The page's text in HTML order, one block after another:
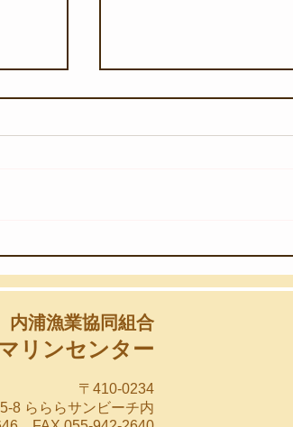
内浦漁業協同組合
リンセンター
〒410-0234
8 らららサンビーチ内